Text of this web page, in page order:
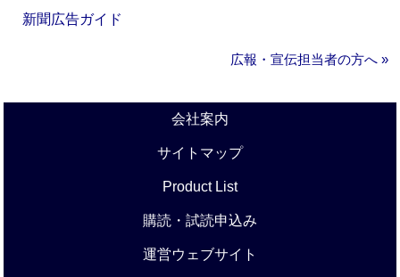
新聞広告ガイド
広報・宣伝担当者の方へ »
会社案内
サイトマップ
Product List
購読・試読申込み
運営ウェブサイト